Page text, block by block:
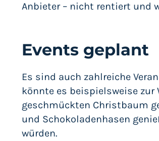
Anbieter – nicht rentiert und
Events geplant
Es sind auch zahlreiche
könnte es beispielsweise
geschmückten Christbaum
und Schokoladenhasen
würden.